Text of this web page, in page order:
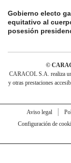
Gobierno electo
equitativo al
posesión
©
CARACOL S.A. realiza
y otras prestaciones
Aviso legal
Configuración de